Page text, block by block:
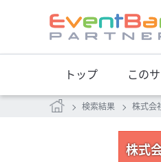
トップ この
検索結果 株式会
株式